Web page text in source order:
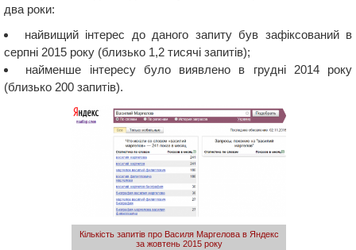
два роки:
найвищий інтерес до даного запиту був зафіксований в
серпні 2015 року (близько 1,2 тисячі запитів);
найменше інтересу було виявлено в грудні 2014 року
(близько 200 запитів).
Кількість запитів про Василя Маргелова в Яндекс
за жовтень 2015 року